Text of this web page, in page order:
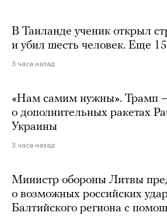
В Таиланде ученик открыл
и убил шесть человек. Еще
3 часа назад
«Нам самим нужны». Трамп
о дополнительных ракетах
Украины
3 часа назад
Министр обороны Литвы
о возможных российских
Балтийского региона с